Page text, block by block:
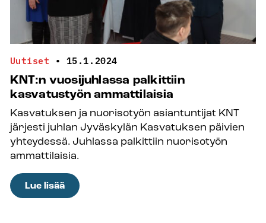
Uutiset • 15.1.2024
KNT:n vuosijuhlassa palkittiin
kasvatustyön ammattilaisia
Kasvatuksen ja nuorisotyön asiantuntijat KNT
järjesti juhlan Jyväskylän Kasvatuksen päivien
yhteydessä. Juhlassa palkittiin nuorisotyön
ammattilaisia.
Lue lisää:
KNT:n